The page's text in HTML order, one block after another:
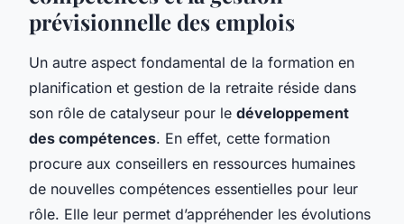
prévisionnelle des emplois
Un autre aspect fondamental de la formation en
planification et gestion de la retraite réside dans
son rôle de catalyseur pour le développement
des compétences. En effet, cette formation
procure aux conseillers en ressources humaines
de nouvelles compétences essentielles pour leur
rôle. Elle leur permet d’appréhender les évolutions